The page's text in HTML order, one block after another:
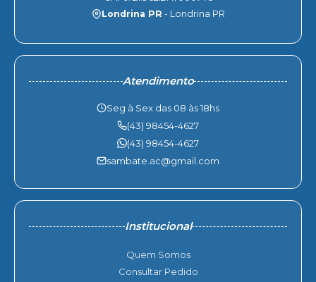
Londrina PR - Londrina PR
Atendimento
Seg à Sex das 08 às 18hs
(43) 98454-4627
(43) 98454-4627
sambate.ac@gmail.com
Institucional
Quem Somos
Consultar Pedido